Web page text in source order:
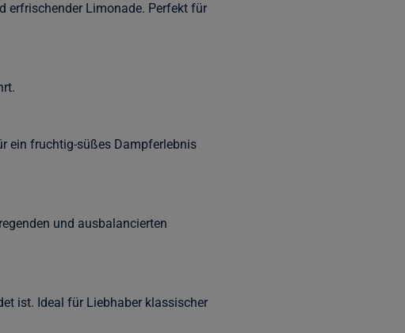
erfrischender Limonade. Perfekt für
ein fruchtig-süßes Dampferlebnis
und ausbalancierten
ist. Ideal für Liebhaber klassischer